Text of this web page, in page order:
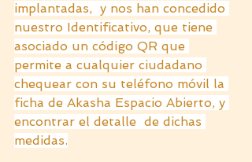
implantadas,  y nos han concedido
nuestro Identificativo, que tiene
asociado un código QR que
permite a cualquier ciudadano
chequear con su teléfono móvil la
ficha de Akasha Espacio Abierto, y
encontrar el detalle  de dichas
medidas.